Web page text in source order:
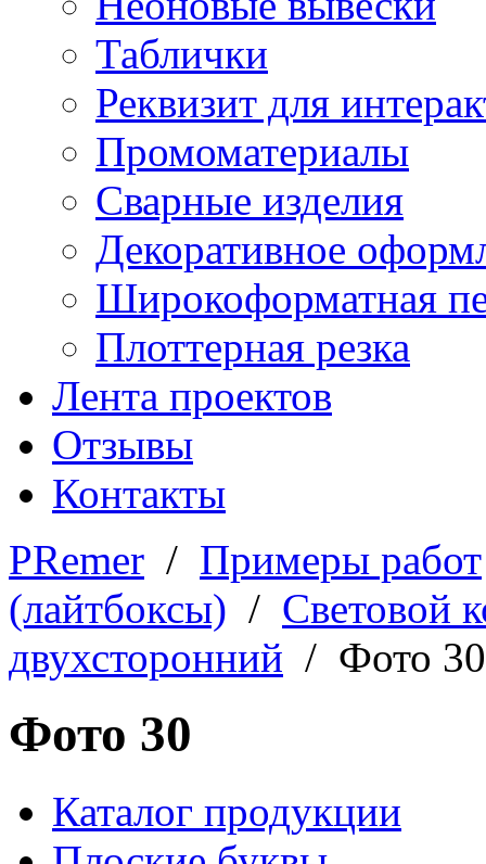
Таблички
Реквизит для
Промоматериалы
Сварные изделия
Декоративное
Широкоформатная
Плоттерная резка
Лента проектов
Отзывы
Контакты
PRemer / Примеры работ
(лайтбоксы) / Световой
двухсторонний / Фото 30
Фото 30
Каталог продукции